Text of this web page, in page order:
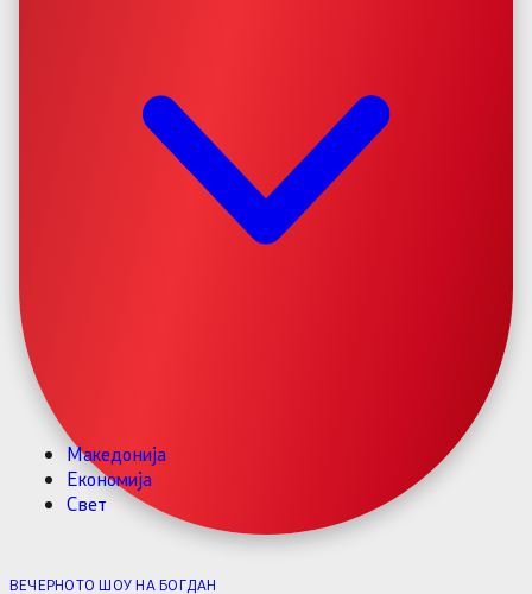
Македонија
Економија
Свет
ВЕЧЕРНОТО ШОУ НА БОГДАН